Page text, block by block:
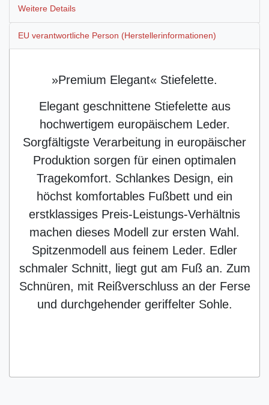
Weitere Details
EU verantwortliche Person (Herstellerinformationen)
»Premium Elegant« Stiefelette.
Elegant geschnittene Stiefelette aus
hochwertigem europäischem Leder.
Sorgfältigste Verarbeitung in europäischer
Produktion sorgen für einen optimalen
Tragekomfort. Schlankes Design, ein
höchst komfortables Fußbett und ein
erstklassiges Preis-Leistungs-Verhältnis
machen dieses Modell zur ersten Wahl.
Spitzenmodell aus feinem Leder. Edler
schmaler Schnitt, liegt gut am Fuß an. Zum
Schnüren, mit Reißverschluss an der Ferse
und durchgehender geriffelter Sohle.